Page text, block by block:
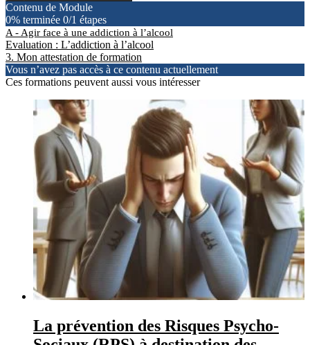
Contenu de Module
0% terminée 0/1 étapes
Agir face à une addiction à l’alcool
Evaluation : L’addiction à l’alcool
Mon attestation de formation
Vous n’avez pas accès à ce contenu actuellement
Ces formations peuvent aussi vous intéresser
La prévention des Risques Psycho-